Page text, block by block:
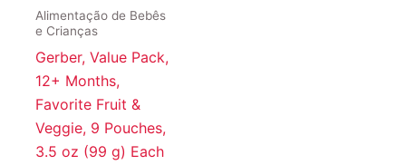
Alimentação de Bebês
e Crianças
Gerber, Value Pack,
12+ Months,
Favorite Fruit &
Veggie, 9 Pouches,
3.5 oz (99 g) Each